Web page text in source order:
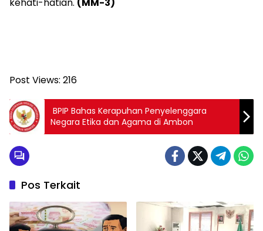
Post Views: 216
BPIP Bahas Kerapuhan Penyelenggara
Negara Etika dan Agama di Ambon
Pos Terkait